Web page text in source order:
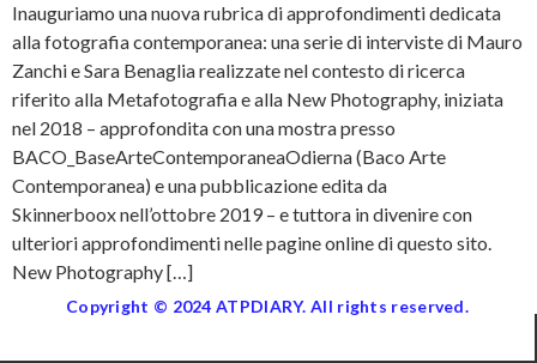
Inauguriamo una nuova rubrica di approfondimenti dedicata
alla fotografia contemporanea: una serie di interviste di Mauro
Zanchi e Sara Benaglia realizzate nel contesto di ricerca
riferito alla Metafotografia e alla New Photography, iniziata
nel 2018 – approfondita con una mostra presso
BACO_BaseArteContemporaneaOdierna (Baco Arte
Contemporanea) e una pubblicazione edita da
Skinnerboox nell’ottobre 2019 – e tuttora in divenire con
ulteriori approfondimenti nelle pagine online di questo sito.
New Photography […]
Copyright © 2024 ATPDIARY. All rights reserved.